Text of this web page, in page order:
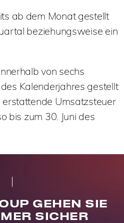
ab dem Monat gestellt
beziehungsweise ein
von sechs
Kalenderjahres gestellt
Umsatzsteuer
bis zum 30. Juni des
GEHEN SIE
SICHER